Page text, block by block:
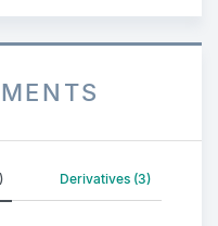
Derivatives (3)